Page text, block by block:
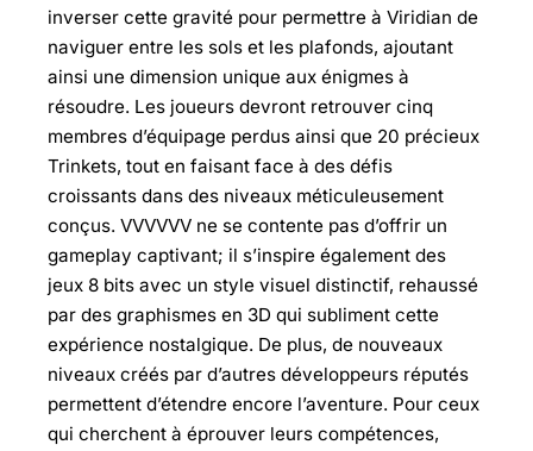
inverser cette gravité pour permettre à Viridian de
naviguer entre les sols et les plafonds, ajoutant
ainsi une dimension unique aux énigmes à
résoudre. Les joueurs devront retrouver cinq
membres d’équipage perdus ainsi que 20 précieux
Trinkets, tout en faisant face à des défis
croissants dans des niveaux méticuleusement
conçus. VVVVVV ne se contente pas d’offrir un
gameplay captivant; il s’inspire également des
jeux 8 bits avec un style visuel distinctif, rehaussé
par des graphismes en 3D qui subliment cette
expérience nostalgique. De plus, de nouveaux
niveaux créés par d’autres développeurs réputés
permettent d’étendre encore l’aventure. Pour ceux
qui cherchent à éprouver leurs compétences,